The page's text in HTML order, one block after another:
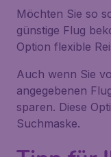
Möchten Sie so
günstige Flug
Option flexible
Auch wenn Sie
angegebenen
sparen. Diese
Suchmaske.